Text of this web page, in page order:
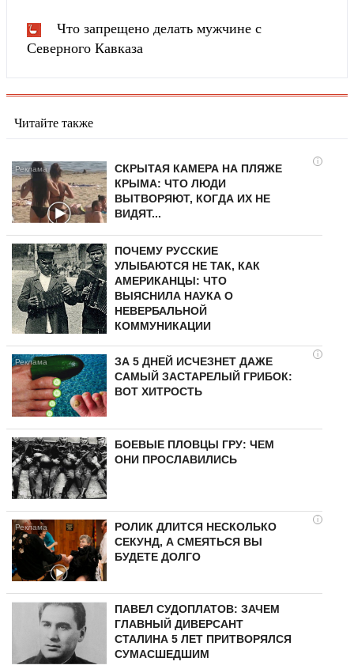
Что запрещено делать мужчине с
Северного Кавказа
Читайте также
i
СКРЫТАЯ КАМЕРА НА ПЛЯЖЕ
КРЫМА: ЧТО ЛЮДИ
ВЫТВОРЯЮТ, КОГДА ИХ НЕ
ВИДЯТ...
ПОЧЕМУ РУССКИЕ
УЛЫБАЮТСЯ НЕ ТАК, КАК
АМЕРИКАНЦЫ: ЧТО
ВЫЯСНИЛА НАУКА О
НЕВЕРБАЛЬНОЙ
КОММУНИКАЦИИ
i
ЗА 5 ДНЕЙ ИСЧЕЗНЕТ ДАЖЕ
САМЫЙ ЗАСТАРЕЛЫЙ ГРИБОК:
ВОТ ХИТРОСТЬ
БОЕВЫЕ ПЛОВЦЫ ГРУ: ЧЕМ
ОНИ ПРОСЛАВИЛИСЬ
i
РОЛИК ДЛИТСЯ НЕСКОЛЬКО
СЕКУНД, А СМЕЯТЬСЯ ВЫ
БУДЕТЕ ДОЛГО
ПАВЕЛ СУДОПЛАТОВ: ЗАЧЕМ
ГЛАВНЫЙ ДИВЕРСАНТ
СТАЛИНА 5 ЛЕТ ПРИТВОРЯЛСЯ
СУМАСШЕДШИМ